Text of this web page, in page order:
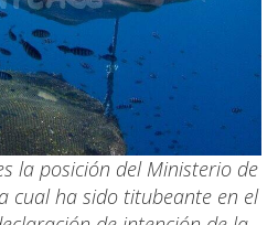
la posición del Ministerio de
cual ha sido titubeante en el